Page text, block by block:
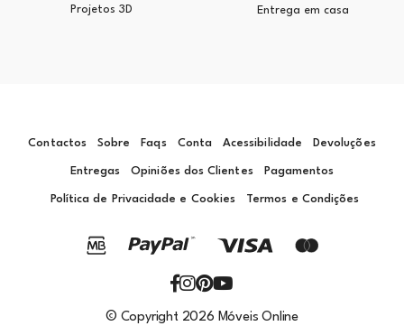
Projetos 3D Entrega em casa
Contactos Sobre Faqs Conta Acessibilidade Devoluções
Entregas Opiniões dos Clientes Pagamentos
Política de Privacidade e Cookies Termos e Condições
© Copyright 2026 Móveis Online